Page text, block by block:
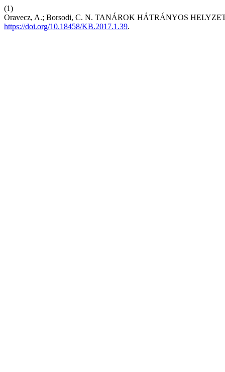
(1)
Oravecz, A.; Borsodi, C. N. TANÁROK HÁTRÁNYOS
https://doi.org/10.18458/KB.2017.1.39.